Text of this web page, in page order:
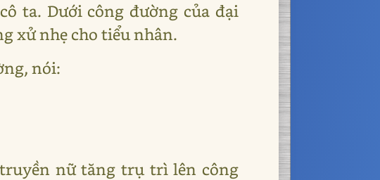
ta. Dưới công đường của đại
xử nhẹ cho tiểu nhân.
nói:
nữ tăng trụ trì lên công